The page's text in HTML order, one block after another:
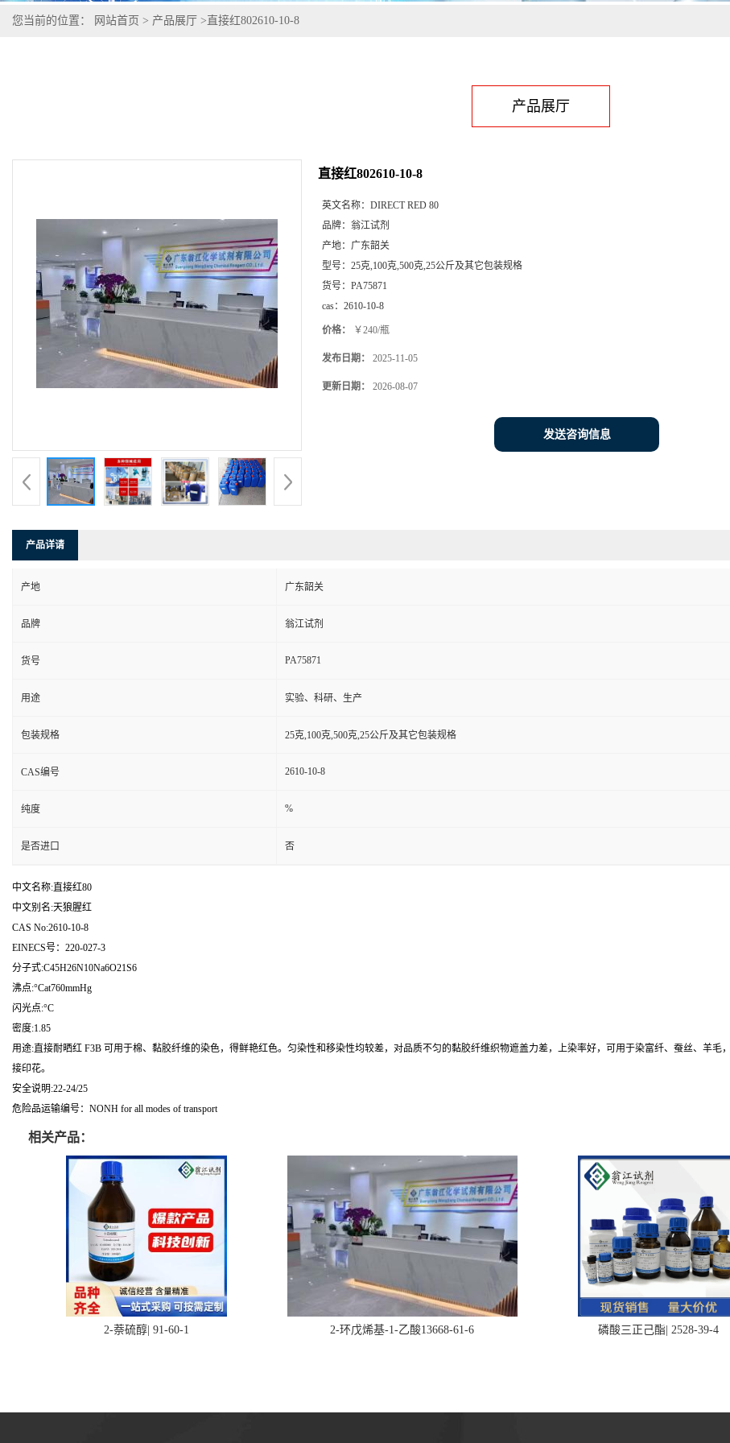
您当前的位置： 网站首页 > 产品展厅 > 直接红802610-10-8
产品展厅
直接红802610-10-8
英文名称： DIRECT RED 80
品牌： 翁江试剂
产地： 广东韶关
型号： 25克,100克,500克,25公斤及其它包装规格
货号： PA75871
cas： 2610-10-8
价格： ￥240/瓶
发布日期： 2025-11-05
更新日期： 2026-08-07
发送咨询信息
产品详请
产地 广东韶关
品牌 翁江试剂
货号 PA75871
用途 实验、科研、生产
包装规格 25克,100克,500克,25公斤及其它包装规格
CAS编号 2610-10-8
纯度 %
是否进口 否
中文名称:直接红80
中文别名:天狼腥红
CAS No:2610-10-8
EINECS号：220-027-3
分子式:C45H26N10Na6O21S6
沸点:°Cat760mmHg
闪光点:°C
密度:1.85
用途:直接耐晒红 F3B 可用于棉、黏胶纤维的染色，得鲜艳红色。匀染性和移染性均较差，对品质不匀的黏胶纤维织物遮盖力差，上染率好，可用于染富纤、蚕丝、羊
接印花。
安全说明:22-24/25
危险品运输编号：NONH for all modes of transport
相关产品：
2-萘硫醇| 91-60-1 2-环戊烯基-1-乙酸13668-61-6 磷酸三正己酯| 2528-39-4